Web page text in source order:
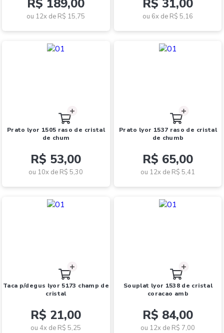
R$ 189,00
ou 12x de R$ 15,75
R$ 31,00
ou 6x de R$ 5,16
prato lyor 1505 raso de cristal
de chum
R$ 53,00
ou 10x de R$ 5,30
prato lyor 1537 raso de cristal
de chumb
R$ 65,00
ou 12x de R$ 5,41
taca p/degus lyor 5173 champ de
cristal
R$ 21,00
ou 4x de R$ 5,25
souplat lyor 1538 de cristal
coracao amb
R$ 84,00
ou 12x de R$ 7,00